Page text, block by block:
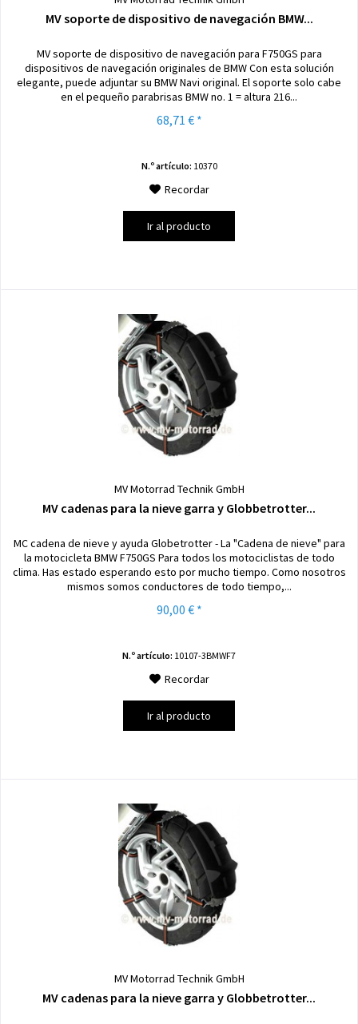
MV soporte de dispositivo de navegación BMW...
MV soporte de dispositivo de navegación para F750GS para
dispositivos de navegación originales de BMW Con esta solución
elegante, puede adjuntar su BMW Navi original. El soporte solo cabe
en el pequeño parabrisas BMW no. 1 = altura 216...
68,71 € *
N.º artículo: 10370
Recordar
Ir al producto
MV Motorrad Technik GmbH
MV cadenas para la nieve garra y Globbetrotter...
MC cadena de nieve y ayuda Globetrotter - La "Cadena de nieve" para
la motocicleta BMW F750GS Para todos los motociclistas de todo
clima. Has estado esperando esto por mucho tiempo. Como nosotros
mismos somos conductores de todo tiempo,...
90,00 € *
N.º artículo: 10107-3BMWF7
Recordar
Ir al producto
MV Motorrad Technik GmbH
MV cadenas para la nieve garra y Globbetrotter...